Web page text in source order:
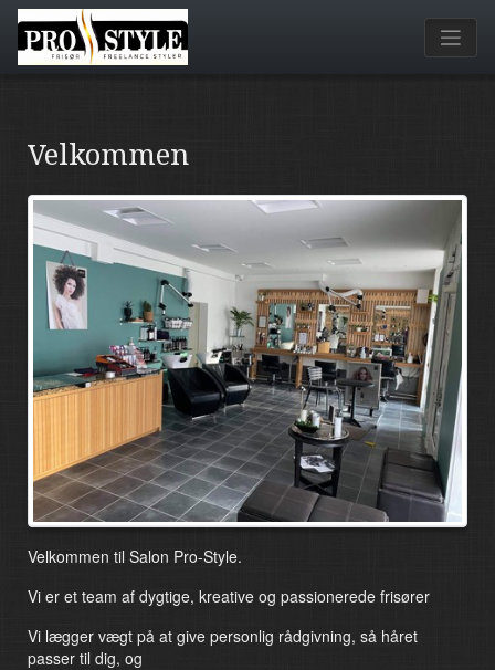
Velkommen
Velkommen til Salon Pro-Style.
Vi er et team af dygtige, kreative og passionerede frisører
Vi lægger vægt på at give personlig rådgivning, så håret
passer til dig, og